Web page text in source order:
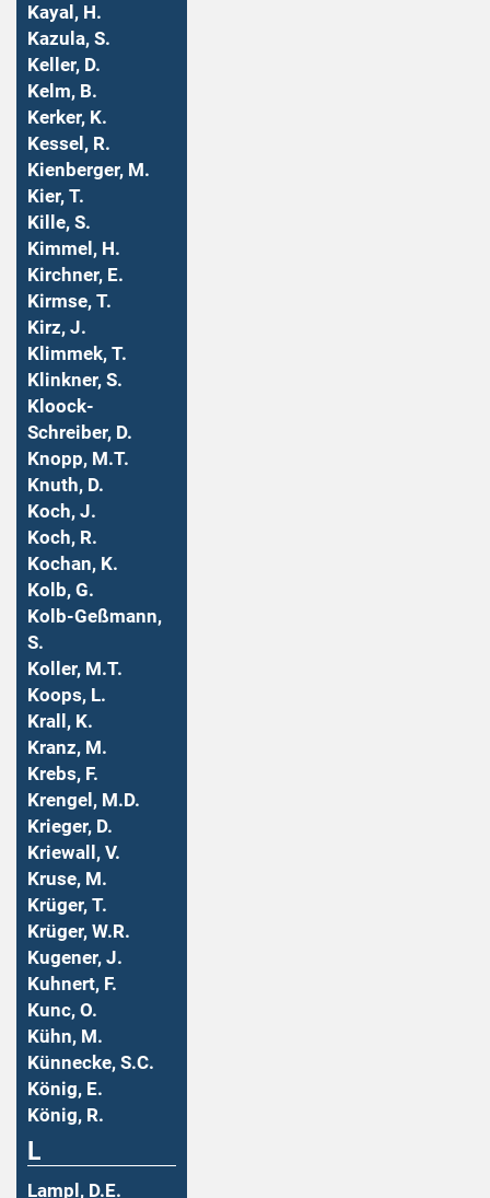
Kayal, H.
Kazula, S.
Keller, D.
Kelm, B.
Kerker, K.
Kessel, R.
Kienberger, M.
Kier, T.
Kille, S.
Kimmel, H.
Kirchner, E.
Kirmse, T.
Kirz, J.
Klimmek, T.
Klinkner, S.
Kloock-
Schreiber, D.
Knopp, M.T.
Knuth, D.
Koch, J.
Koch, R.
Kochan, K.
Kolb, G.
Kolb-Geßmann,
S.
Koller, M.T.
Koops, L.
Krall, K.
Kranz, M.
Krebs, F.
Krengel, M.D.
Krieger, D.
Kriewall, V.
Kruse, M.
Krüger, T.
Krüger, W.R.
Kugener, J.
Kuhnert, F.
Kunc, O.
Kühn, M.
Künnecke, S.C.
König, E.
König, R.
L
Lampl, D.E.